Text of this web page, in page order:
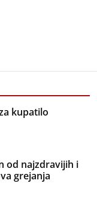
kupatilo
od najzdravijih i
grejanja